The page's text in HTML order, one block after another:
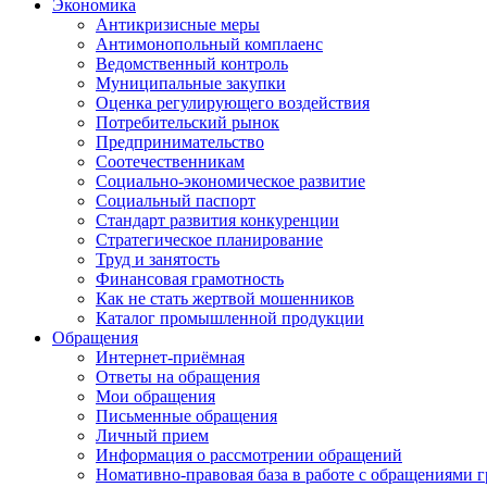
Экономика
Антикризисные меры
Антимонопольный комплаенс
Ведомственный контроль
Муниципальные закупки
Оценка регулирующего воздействия
Потребительский рынок
Предпринимательство
Соотечественникам
Социально-экономическое развитие
Социальный паспорт
Стандарт развития конкуренции
Стратегическое планирование
Труд и занятость
Финансовая грамотность
Как не стать жертвой мошенников
Каталог промышленной продукции
Обращения
Интернет-приёмная
Ответы на обращения
Мои обращения
Письменные обращения
Личный прием
Информация о рассмотрении обращений
Номативно-правовая база в работе с обращениями